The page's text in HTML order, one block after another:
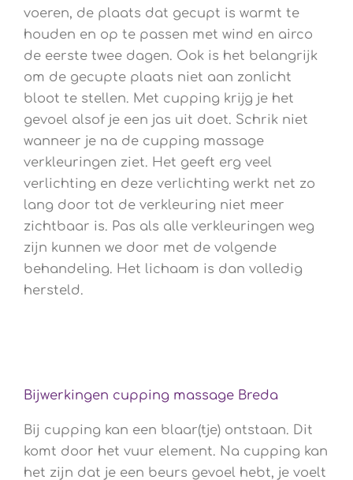
voeren, de plaats dat gecupt is warmt te
houden en op te passen met wind en airco
de eerste twee dagen. Ook is het belangrijk
om de gecupte plaats niet aan zonlicht
bloot te stellen. Met cupping krijg je het
gevoel alsof je een jas uit doet. Schrik niet
wanneer je na de cupping massage
verkleuringen ziet. Het geeft erg veel
verlichting en deze verlichting werkt net zo
lang door tot de verkleuring niet meer
zichtbaar is. Pas als alle verkleuringen weg
zijn kunnen we door met de volgende
behandeling. Het lichaam is dan volledig
hersteld.
Bijwerkingen cupping massage Breda
Bij cupping kan een blaar(tje) ontstaan. Dit
komt door het vuur element. Na cupping kan
het zijn dat je een beurs gevoel hebt, je voelt